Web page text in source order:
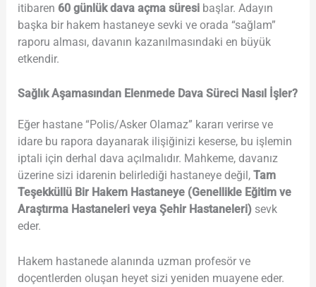
itibaren 60 günlük dava açma süresibaşlar. Adayın
başka bir hakem hastaneye sevki ve orada “sağlam”
raporu alması, davanın kazanılmasındaki en büyük
etkendir.
Sağlık Aşamasından Elenmede Dava Süreci Nasıl İşler?
Eğer hastane “Polis/Asker Olamaz” kararı verirse ve
idare bu rapora dayanarak ilişiğinizi keserse, bu işlemin
iptali için derhal dava açılmalıdır. Mahkeme, davanız
üzerine sizi idarenin belirlediği hastaneye değil, Tam
Teşekküllü Bir Hakem Hastaneye (Genellikle Eğitim ve
Araştırma Hastaneleri veya Şehir Hastaneleri)sevk
eder.
Hakem hastanede alanında uzman profesör ve
doçentlerden oluşan heyet sizi yeniden muayene eder.